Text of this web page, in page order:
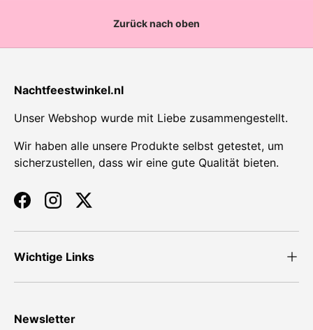
Zurück nach oben
Nachtfeestwinkel.nl
Unser Webshop wurde mit Liebe zusammengestellt.
Wir haben alle unsere Produkte selbst getestet, um
sicherzustellen, dass wir eine gute Qualität bieten.
FacebookInstagramTwitter
Wichtige Links
Newsletter